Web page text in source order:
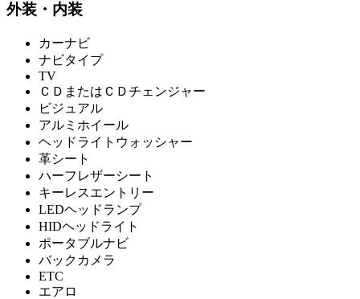
外装・内装
カーナビ
ナビタイプ
TV
ＣＤまたはＣＤチェンジャー
ビジュアル
アルミホイール
ヘッドライトウォッシャー
革シート
ハーフレザーシート
キーレスエントリー
LEDヘッドランプ
HIDヘッドライト
ポータブルナビ
バックカメラ
ETC
エアロ